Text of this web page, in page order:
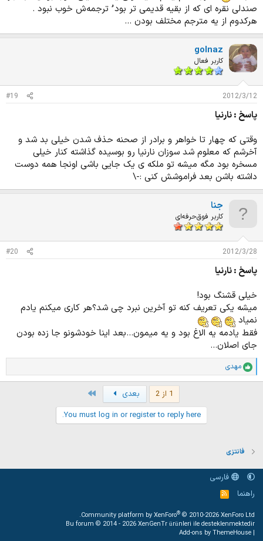
صندلی نقره ای که از بقیه قدیمی تر بود ُ ترجمه‌ش خوب نبود .
هرکدوم از یه مترجم مختلف بودن ...
golnaz
کاربر فعال
2012/3/12
#19
پاسخ : نارنیا
وقتی که چهار تا خواهر و برادر از صحنه حذف شدن خیلی بد شد و
آخرشم که معلوم شد سوزان نارنیا رو بوسیده گذاشته کنار خیلی
مسخره بود مگه میشه تو ملکه ی یک جایی باشی اونجا همه دوست
داشته باشن بعد فراموشش کنی :-\
جنا
کاربر فوق‌حرفه‌ای
2012/3/28
#20
پاسخ : نارنیا
خیلی قشنگ بود!
میشه یکی تعریف کنه تو آخرین نبرد چی شد؟هر کاری میکنم یادم
نمیاد
فقط یادمه یه الاغ بود و یه میمون...بعد اینا خودشونو جا زده بودن
جای اصلان...
ا
م
مهدی
1 از 2 بعدی
You must log in or register to reply here.
فانتزی
فارسی
راهنما
خ
و
ا
ک
Community platform by XenForo® © 2010-2026 XenForo Ltd.
Bu forum © 2014 - 2026XenGenTr ürünleri ile desteklenmektedir
|
Add-ons by ThemeHouse